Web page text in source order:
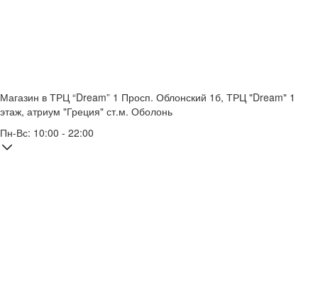
Магазин в ТРЦ “Dream” 1 Просп. Облонский 1б, ТРЦ "Dream" 1
этаж, атриум "Греция" ст.м. Оболонь
Пн-Вс: 10:00 - 22:00